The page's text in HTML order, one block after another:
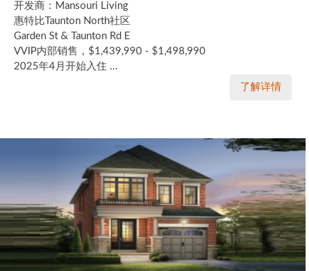
开发商：Mansouri Living
惠特比Taunton North社区
Garden St & Taunton Rd E
VVIP内部销售，$1,439,990 - $1,498,990
2025年4月开始入住 ...
了解详情